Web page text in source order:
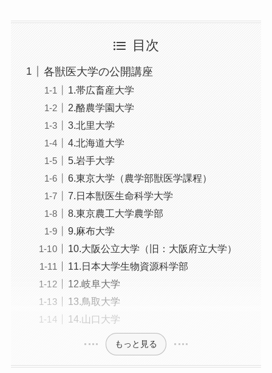
目次
各獣医大学の公開講座
1.帯広畜産大学
2.酪農学園大学
3.北里大学
4.北海道大学
5.岩手大学
6.東京大学（農学部獣医学課程）
7.日本獣医生命科学大学
8.東京農工大学農学部
9.麻布大学
10.大阪公立大学（旧：大阪府立大学）
11.日本大学生物資源科学部
12.岐阜大学
13.鳥取大学
14.山口大学
もっと見る